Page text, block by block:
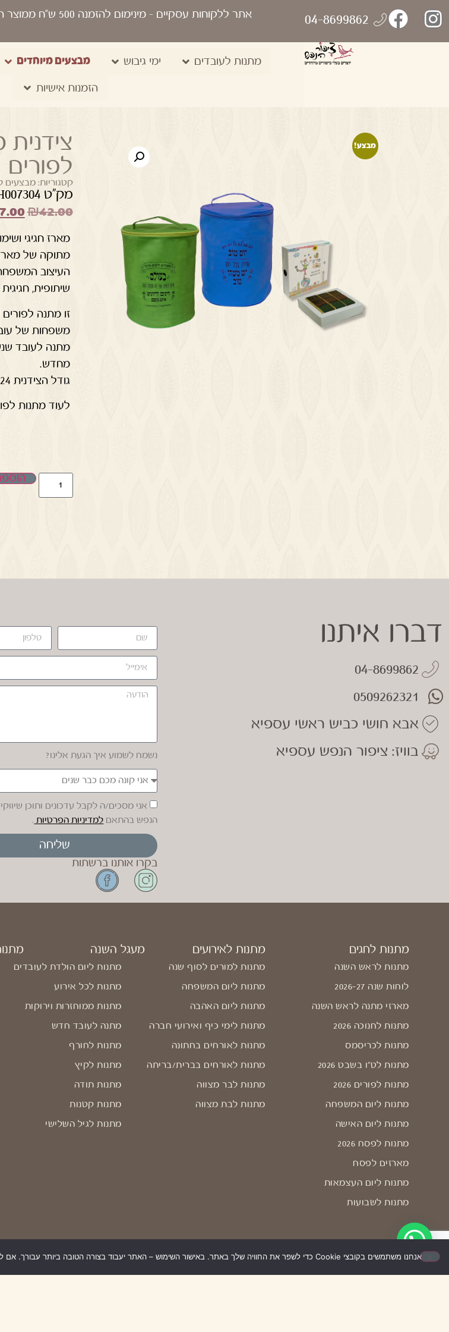
אתר ללקוחות עסקיים- מינימום להזמנה 500 ש“ח ממוצר המחירים לא כוללים מע"מ, מיתוג, משלוח, שקיות נשיאה 04-8699862
מתנות לעובדים ימי גיבוש מבצעים מיוחדים
הזמנות אישיות
מבצע!
לפורים
קטגוריות: מבצעים
מק"ט ZH007304
₪42.00
מארז חגיגי
מתוקה של מארז
העיצוב
שיתופית,
זו מתנה
משפחות של
מתנה לעובד
מחדש.
גודל הצידנית 24×30 ס"מ
לעוד מתנות
דברו איתנו
04-8699862
0509262321
אבא חושי כביש ראשי עספיא
בוויז: ציפור הנפש עספיא
נשמח לשמוע איך הגעת אלינו?
אני מסכים/ה לקבל עדכונים ותוכן
הנפש בהתאם למדיניות הפרטיות .
שליחה
בקרו אותנו ברשתות
מתנות לחגים
מתנות לראש השנה
לוחות שנה 2026-27
מארזי מתנה לראש השנה
מתנות לחנוכה 2026
מתנות לכריסמס
מתנות לט"ו בשבט 2026
מתנות לפורים 2026
מתנות ליום המשפחה
מתנות ליום האישה
מתנות לפסח 2026
מארזים לפסח
מתנות ליום העצמאות
מתנות לשבועות
מתנות לאירועים
מתנות למורים לסוף שנה
מתנות ליום המשפחה
מתנות ליום האהבה
מתנות לימי כיף ואירועי חברה
מתנות לאורחים בחתונה
מתנות לאורחים בברית/בריתה
מתנות לבר מצווה
מתנות לבת מצווה
מעגל השנה
מתנות ליום הולדת לעובדים
מתנות לכל אירוע
מתנות ממוחזרות וירוקות
מתנה לעובד חדש
מתנות לחורף
מתנות לקיץ
מתנות תודה
מתנות קטנות
מתנות לגיל השלישי
אנחנו משתמשים בקובצי Cookie כדי לשפר את החוויה שלך באתר. באישור השימוש – האתר יעבוד בצורה הטובה ביותר עבורך. אם לא תאשר/י, ייתכן שחלק מהאפשרויות לא יפעלו.